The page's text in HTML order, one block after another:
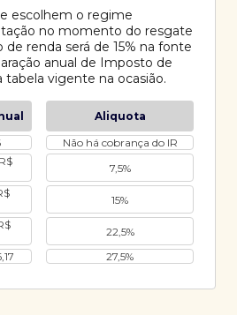
escolhem o regime
no momento do resgate
renda será de 15% na fonte
anual de Imposto de
tabela vigente na ocasião.
Aliquota
Não há cobrança do IR
7,5%
15%
22,5%
27,5%